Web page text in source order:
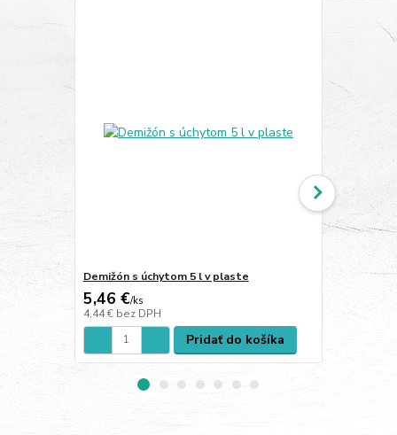
Demižón s úchytom 5 l v plaste
5,46 €/ks
4,44 € bez DPH
Pridať do košíka
Demižón
35,43 €
28,80 €